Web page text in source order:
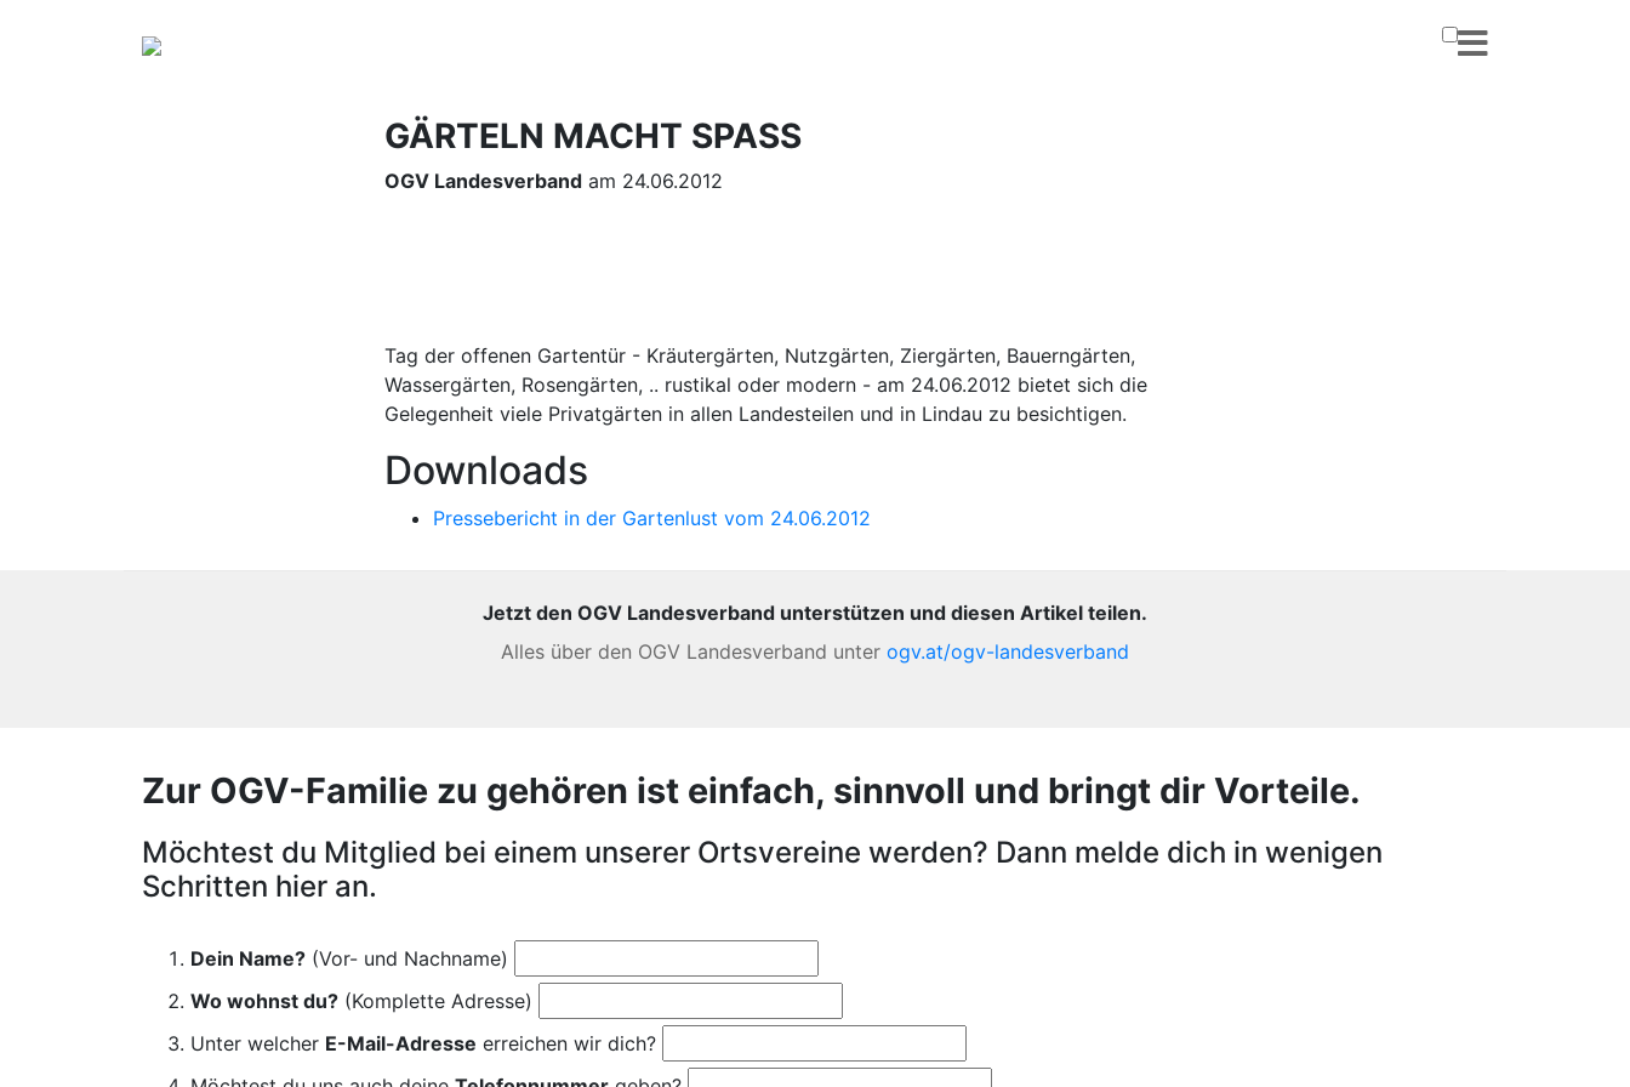
GÄRTELN MACHT SPASS
OGV Landesverband am 24.06.2012
Tag der offenen Gartentür - Kräutergärten, Nutzgärten, Ziergärten, Bauerngärten,
Wassergärten, Rosengärten, .. rustikal oder modern - am 24.06.2012 bietet sich die
Gelegenheit viele Privatgärten in allen Landesteilen und in Lindau zu besichtigen.
Downloads
Pressebericht in der Gartenlust vom 24.06.2012
Jetzt den OGV Landesverband unterstützen und diesen Artikel teilen.
Alles über den OGV Landesverband unter ogv.at/ogv-landesverband
Zur OGV-Familie zu gehören ist einfach, sinnvoll und bringt dir Vorteile.
Möchtest du Mitglied bei einem unserer Ortsvereine werden? Dann melde dich in wenigen
Schritten hier an.
Dein Name? (Vor- und Nachname)
Wo wohnst du? (Komplette Adresse)
Unter welcher E-Mail-Adresse erreichen wir dich?